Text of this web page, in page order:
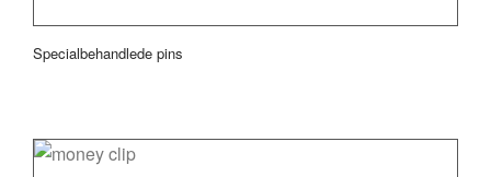
Specialbehandlede pins